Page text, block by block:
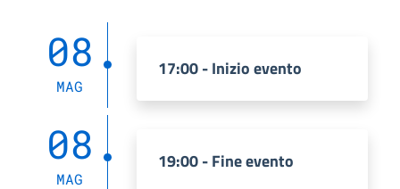
08
MAG
17:00 - Inizio evento
08
MAG
19:00 - Fine evento